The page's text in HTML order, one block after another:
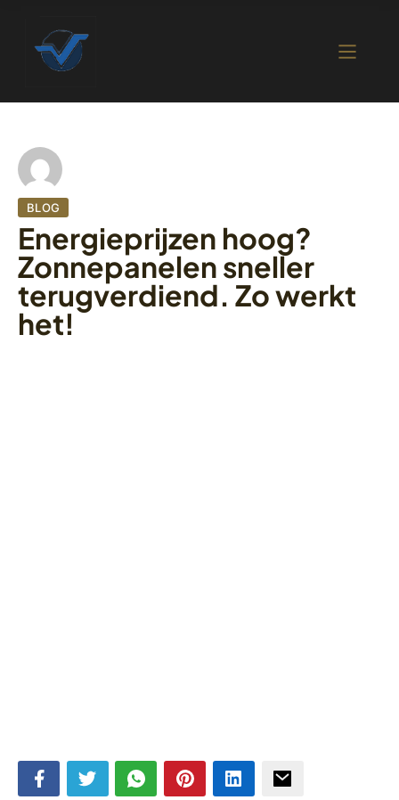
BLOG
Energieprijzen hoog?
Zonnepanelen sneller
terugverdiend. Zo werkt
het!